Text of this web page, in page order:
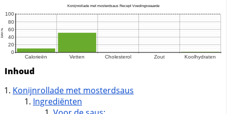
Inhoud
Konijnrollade met mosterdsaus
Ingrediënten